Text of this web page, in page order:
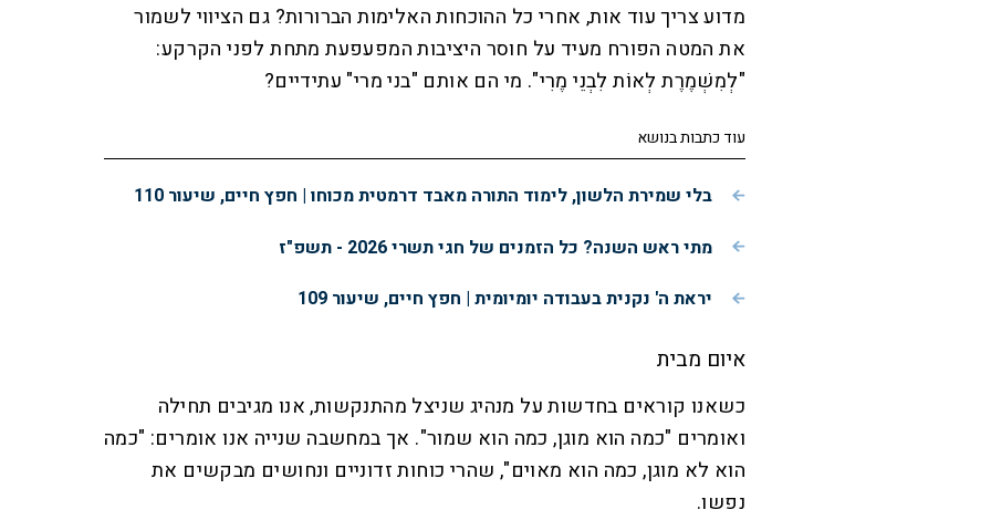
מדוע צריך עוד אות, אחרי כל ההוכחות האלימות הברורות? גם הציווי לשמור
את המטה הפורח מעיד על חוסר היציבות המפעפעת מתחת לפני הקרקע:
"לְמִשְׁמֶרֶת לְאוֹת לִבְנֵי מֶרִי". מי הם אותם "בני מרי" עתידיים?
עוד כתבות בנושא
בלי שמירת הלשון, לימוד התורה מאבד דרמטית מכוחו | חפץ חיים, שיעור 110
מתי ראש השנה? כל הזמנים של חגי תשרי 2026 - תשפ"ז
יראת ה' נקנית בעבודה יומיומית | חפץ חיים, שיעור 109
איום מבית
כשאנו קוראים בחדשות על מנהיג שניצל מהתנקשות, אנו מגיבים תחילה
ואומרים "כמה הוא מוגן, כמה הוא שמור". אך במחשבה שנייה אנו אומרים: "כמה
הוא לא מוגן, כמה הוא מאוים", שהרי כוחות זדוניים ונחושים מבקשים את
נפשו.